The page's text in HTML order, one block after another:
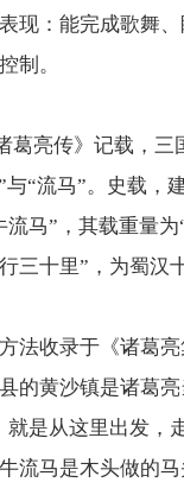
现：能完成歌舞
制。
诸葛亮传》记载，
与“流马”。史载，
流马”，其载重量
三十里”，为蜀汉
法收录于《诸葛
的黄沙镇是诸葛
就是从这里出发，
流马是木头做的